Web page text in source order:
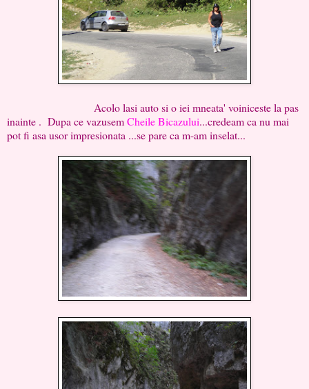
Acolo lasi auto si o iei mneata' voiniceste la pas
inainte . Dupa ce vazusemCheile Bicazului...credeam ca nu mai
pot fi asa usor impresionata ...se pare ca m-am inselat...